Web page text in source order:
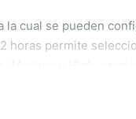
la cual se pueden
horas permite